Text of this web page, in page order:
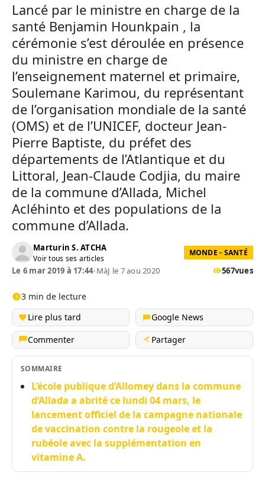
Lancé par le ministre en charge de la
santé Benjamin Hounkpain , la
cérémonie s’est déroulée en présence
du ministre en charge de
l’enseignement maternel et primaire,
Soulemane Karimou, du représentant
de l’organisation mondiale de la santé
(OMS) et de l’UNICEF, docteur Jean-
Pierre Baptiste, du préfet des
départements de l’Atlantique et du
Littoral, Jean-Claude Codjia, du maire
de la commune d’Allada, Michel
Acléhinto et des populations de la
commune d’Allada.
Marturin S. ATCHA
Voir tous ses articles
MONDE - SANTÉ
Le 6 mar 2019 à 17:44•MàJ le 7 aou 2020 567vues
3 min de lecture
Lire plus tard
Google News
Commenter
Partager
SOMMAIRE
L’école publique d’Allomey dans la commune
d’Allada a abrité ce lundi 04 mars, le
lancement officiel de la campagne nationale
de vaccination contre la rougeole et la
rubéole avec la supplémentation en
vitamine A.